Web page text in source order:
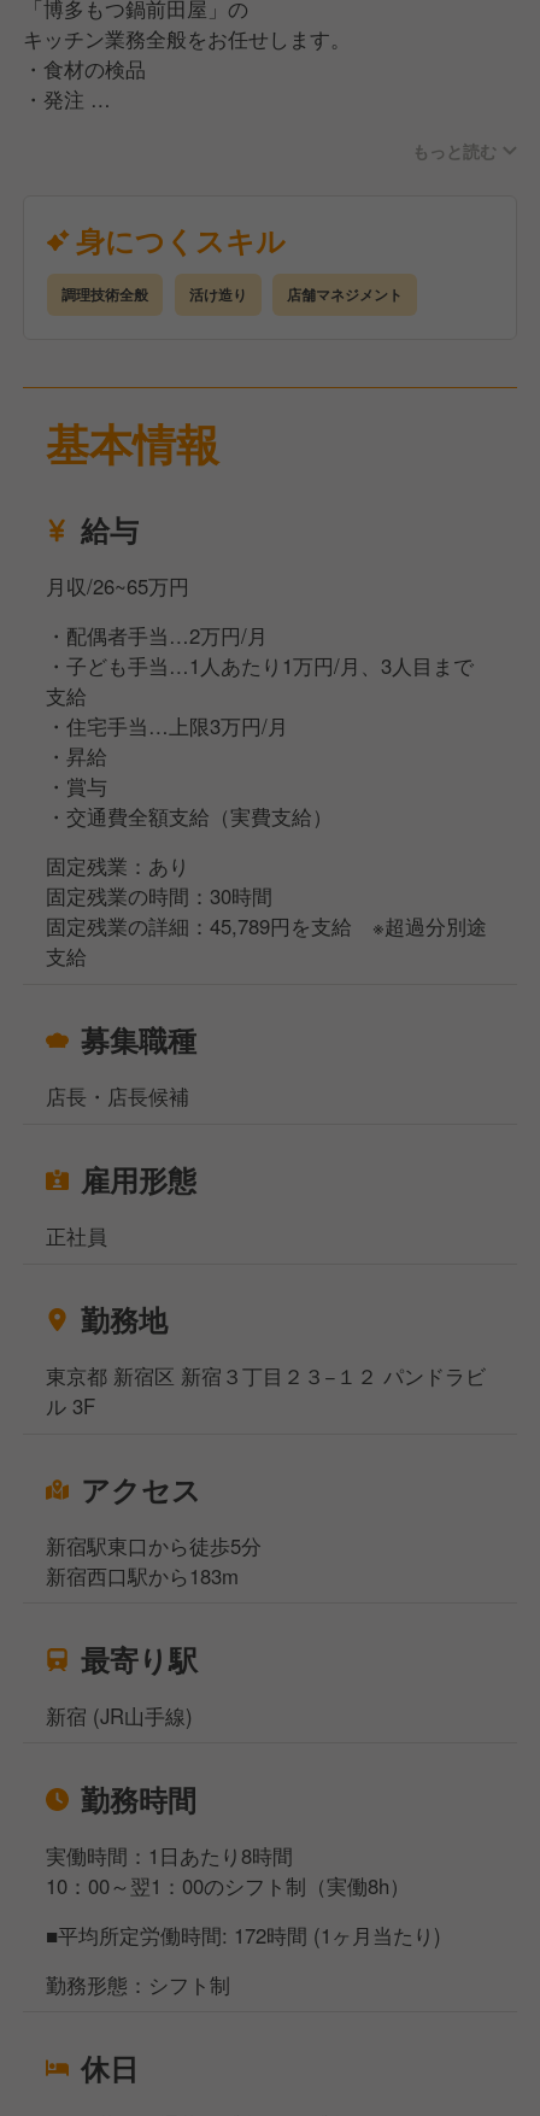
「博多もつ鍋前田屋」の
キッチン業務全般をお任せします。
・食材の検品
・発注
（清掃は業者委託しているのでありません）
キッチン業務をメインに店舗状況に応じて幅広い
業務に携わっていただきます！
もっと読む
身につくスキル
調理技術全般 活け造り 店舗マネジメント
基本情報
給与
月収/26~65万円
・配偶者手当…2万円/月
・子ども手当…1人あたり1万円/月、3人目まで
支給
・住宅手当…上限3万円/月
・昇給
・賞与
・交通費全額支給（実費支給）
固定残業：あり
固定残業の時間：30時間
固定残業の詳細：45,789円を支給 ※超過分別途
支給
募集職種
店長・店長候補
雇用形態
正社員
勤務地
東京都 新宿区 新宿３丁目２３−１２ パンドラビ
ル 3F
アクセス
新宿駅東口から徒歩5分
新宿西口駅から183m
最寄り駅
新宿 (JR山手線)
勤務時間
実働時間：1日あたり8時間
10：00～翌1：00のシフト制（実働8h）
■平均所定労働時間: 172時間 (1ヶ月当たり)
勤務形態：シフト制
休日